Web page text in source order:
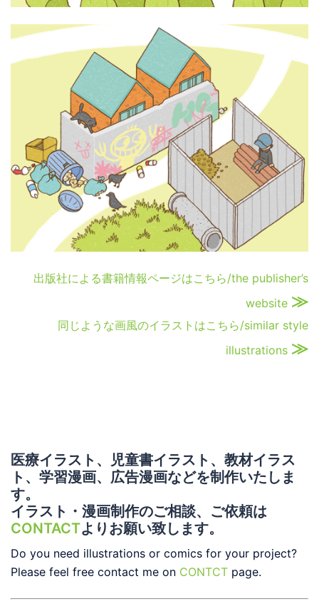
出版社による書籍情報ページはこちら/the publisher’s
website ≫
同じような画風のイラストはこちら/similar style
illustrations ≫
医療イラスト、児童書イラスト、教材イラス
ト、学習漫画、広告漫画などを制作いたしま
す。
イラスト・漫画制作のご相談、ご依頼は
CONTACTよりお願い致します。
Do you need illustrations or comics for your project?
Please feel free contact me on CONTCT page.